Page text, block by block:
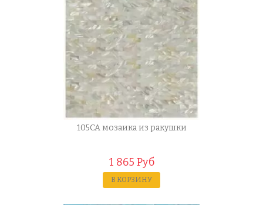
105CA мозаика из ракушки
1 865 Руб
В КОРЗИНУ